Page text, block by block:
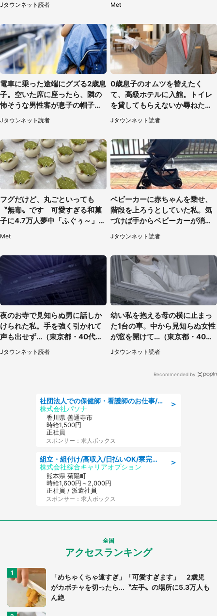
Jタウンネット読者 Met
電車に乗った途端にグズる2歳息
子。空いた席に座ったら、隣の
怖そうな男性客が息子の帽子に
手を伸ばし（千葉県・40代女
性）
Jタウンネット読者
0歳息子のオムツを替えたく
て、高級ホテルに入館。トイレ
を貸してもらえないか尋ねたら
→神対応に感動
Jタウンネット読者
フグだけど、丸ごといっても
〝無毒〟です 可愛すぎる和菓
子に4.7万人夢中「ふぐぅ～」
Met
ベビーカーに赤ちゃんを乗せ、
階段を上ろうとしていた私。気
づけば手からベビーカーが消え
ていて（神奈川県・60代女性）
Jタウンネット読者
夜のお寺で見知らぬ男に話しか
けられた私。手を強く引かれて
声も出せず...（東京都・40代女
性）
Jタウンネット読者
幼い私を抱える母の横に止まっ
た1台の車。中から見知らぬ女性
が窓を開けて...（東京都・40代
男性）
Jタウンネット読者
Recommended by
＞
社団法人での保健師・看護師のお仕事/未経験OK/要資格:普通免許、保健師、正看護師
株式会社パソナ
香川県 善通寺市
時給1,500円
正社員
スポンサー：求人ボックス
＞
組立・組付け/高収入/日払いOK/寮完備/交替制/20・30・40代活躍中
株式会社綜合キャリアオプション
熊本県 菊陽町
時給1,600円～2,000円
正社員 / 派遣社員
スポンサー：求人ボックス
全国
アクセスランキング
「めちゃくちゃ遠すぎ」「可愛すぎます」 2歳児
がカボチャを切ったら...〝左手〟の場所に5.3万人も
ん絶